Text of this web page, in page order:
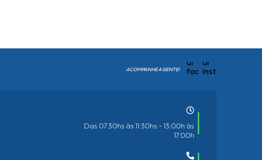
ACOMPANHE A GENTE!
Das 07:30hs às 11:30hs - 13:00h às
17:00h